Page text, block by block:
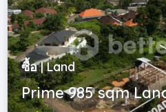
ซื้อ | Land
Prime 985 sqm